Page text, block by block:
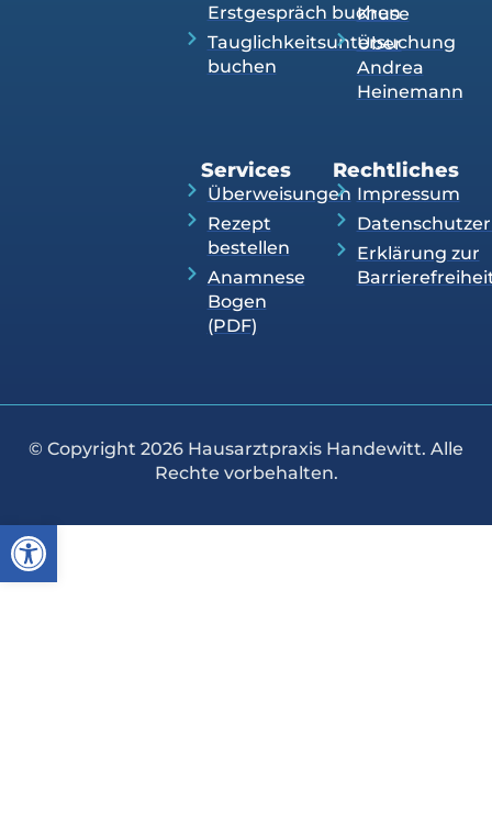
Erstgespräch buchen
Tauglichkeitsuntersuchung
buchen
Kruse
Über
Andrea
Heinemann
Services
Überweisungen
Rezept
bestellen
Anamnese
Bogen
(PDF)
Rechtliches
Impressum
Erklärung zur
© Copyright 2026 Hausarztpraxis Handewitt. Alle
Rechte vorbehalten.
Werkzeugleiste öffnen